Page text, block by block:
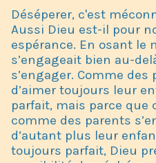
Déséperer, c'est
Aussi Dieu est-il pour
espérance. En osant le
s’engageait bien au-
s’engager. Comme
d’aimer toujours leur
parfait, mais parce que
comme des parents
d’autant plus leur
toujours parfait, Dieu